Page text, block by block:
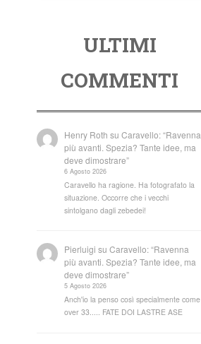
ULTIMI
COMMENTI
Henry Roth suCaravello: “Ravenna
più avanti. Spezia? Tante idee, ma
deve dimostrare”
6 Agosto 2026
Caravello ha ragione. Ha fotografato la
situazione. Occorre che i vecchi
sintolgano dagli zebedei!
Pierluigi suCaravello: “Ravenna
più avanti. Spezia? Tante idee, ma
deve dimostrare”
5 Agosto 2026
Anch'io la penso così specialmente come
over 33..... FATE DOI LASTRE ASE